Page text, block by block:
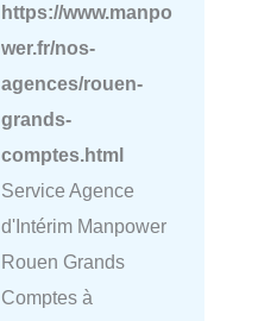
https://www.manpo
wer.fr/nos-
agences/rouen-
grands-
comptes.html
Service Agence
d'Intérim Manpower
Rouen Grands
Comptes à